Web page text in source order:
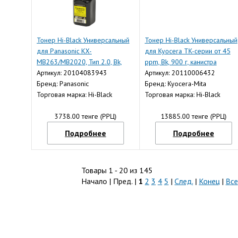
Тонер Hi-Black Универсальный
для Panasonic KX-
MB263/MB2020, Тип 2.0, Bk,
100 г, банка
Артикул: 20104083943
Бренд: Panasonic
Торговая марка: Hi-Black
3738.00 тенге (РРЦ)
Подробнее
Тонер Hi-Black Универсальный
для Kyocera TK-серии от 45
ppm, Bk, 900 г, канистра
Артикул: 20110006432
Бренд: Kyocera-Mita
Торговая марка: Hi-Black
13885.00 тенге (РРЦ)
Подробнее
Товары 1 - 20 из 145
Начало | Пред. | 1 2 3 4 5 | След. | Конец | Все